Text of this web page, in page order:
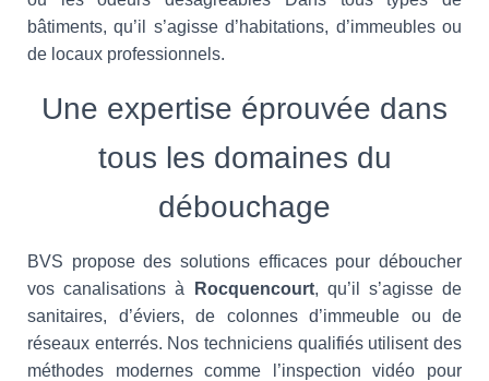
bâtiments, qu’il s’agisse d’habitations, d’immeubles ou
de locaux professionnels.
Une expertise éprouvée dans
tous les domaines du
débouchage
BVS propose des solutions efficaces pour déboucher
vos canalisations à
Rocquencourt, qu’il s’agisse de
sanitaires, d’éviers, de colonnes d’immeuble ou de
réseaux enterrés. Nos techniciens qualifiés utilisent des
méthodes modernes comme l’inspection vidéo pour